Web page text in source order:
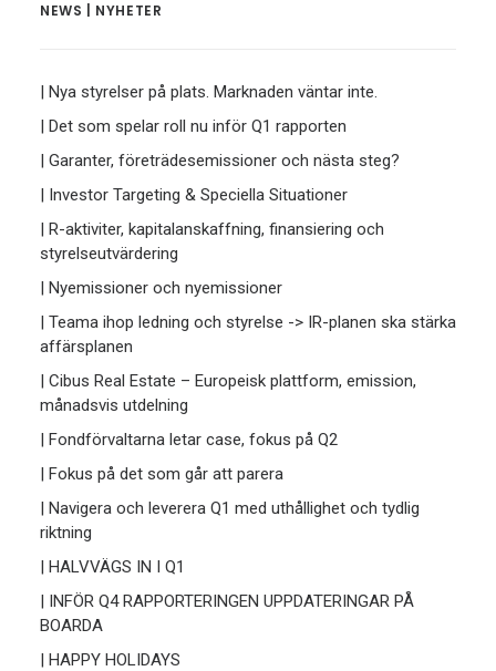
NEWS | NYHETER
| Nya styrelser på plats. Marknaden väntar inte.
| Det som spelar roll nu inför Q1 rapporten
| Garanter, företrädesemissioner och nästa steg?
| Investor Targeting & Speciella Situationer
| R-aktiviter, kapitalanskaffning, finansiering och
styrelseutvärdering
| Nyemissioner och nyemissioner
| Teama ihop ledning och styrelse -> IR-planen ska stärka
affärsplanen
| Cibus Real Estate – Europeisk plattform, emission,
månadsvis utdelning
| Fondförvaltarna letar case, fokus på Q2
| Fokus på det som går att parera
| Navigera och leverera Q1 med uthållighet och tydlig
riktning
| HALVVÄGS IN I Q1
| INFÖR Q4 RAPPORTERINGEN UPPDATERINGAR PÅ
BOARDA
| HAPPY HOLIDAYS